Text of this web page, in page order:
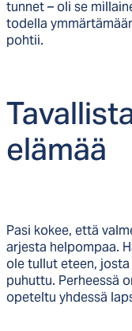
tunnet – oli se
todella
pohtii.
elä­mää
Pasi kokee, että
arjesta helpompaa.
ole tullut eteen,
puhuttu. Perheessä
opeteltu yhdessä